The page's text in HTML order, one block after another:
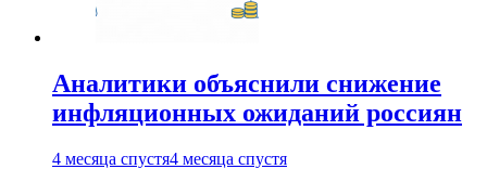
Аналитики объяснили снижение
инфляционных ожиданий россиян
4 месяца спустя4 месяца спустя